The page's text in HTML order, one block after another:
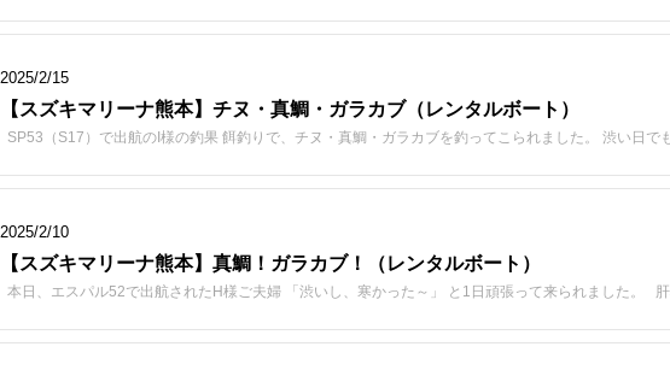
2025/2/15
【スズキマリーナ熊本】チヌ・真鯛・ガラカブ（レンタルボート）
SP53（S17）で出航のI様の釣果 餌釣りで、チヌ・真鯛・ガラカブを釣ってこられました。 渋い日
2025/2/10
【スズキマリーナ熊本】真鯛！ガラカブ！（レンタルボート）
本日、エスパル52で出航されたH様ご夫婦 「渋いし、寒かった～」 と1日頑張って来られました。